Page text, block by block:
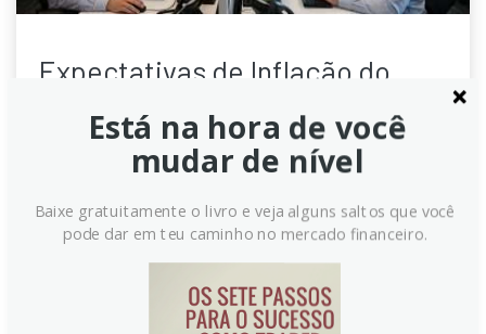
Expectativas de Inflação do
Disparam Apesar de Alívio nos
Preços da Gasolina
Pesquisa do Federal Reserve de Nova York revela
aumento nas preocupações dos americanos com o
saltaram para 3,7% em junho, o maior nível desde
setembro de 2023, mesmo com a queda nas
Está na hora de você
mudar de nível
Baixe gratuitamente o livro e veja alguns saltos que você
pode dar em teu caminho no mercado financeiro.